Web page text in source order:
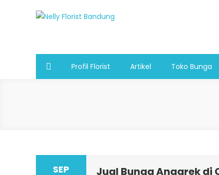
Profil Florist Artikel Toko Bunga
SEP
Jual Bunga Anggrek di